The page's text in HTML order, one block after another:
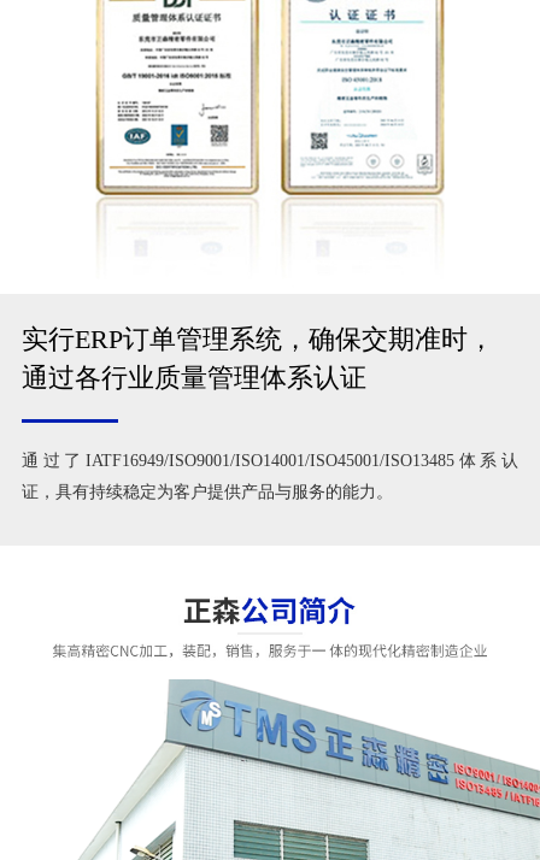
实行ERP订单管理系统，确保交期准时，
通过各行业质量管理体系认证
通过了IATF16949/ISO9001/ISO14001/ISO45001/ISO13485体系认
证，具有持续稳定为客户提供产品与服务的能力。